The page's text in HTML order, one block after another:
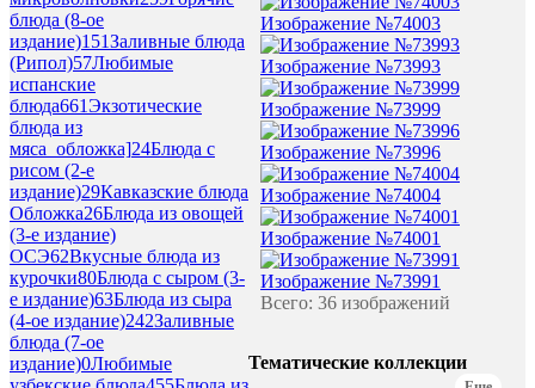
блюда (8-ое
издание)151Заливные блюда
(Рипол)57Любимые
испанские
блюда661Экзотические
блюда из
мяса_обложка]24Блюда с
рисом (2-е
издание)29Кавказские блюда
Обложка26Блюда из овощей
(3-е издание)
ОСЭ62Вкусные блюда из
курочки80Блюда с сыром (3-
е издание)63Блюда из сыра
(4-ое издание)242Заливные
блюда (7-ое
издание)0Любимые
Изображение №74003
Изображение №73993
Изображение №73999
Изображение №73996
Изображение №74004
Изображение №74001
Изображение №73991
Всего: 36 изображений
Тематические коллекции